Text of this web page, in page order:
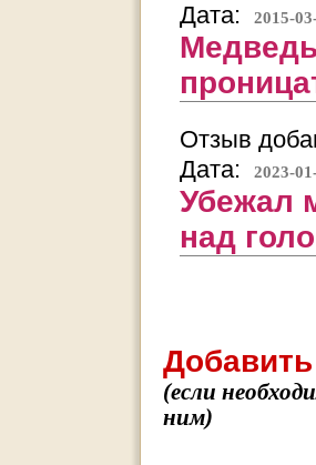
Дата:
2015-
Отзыв
Дата:
2023-
Убежал
над
(если
ним)